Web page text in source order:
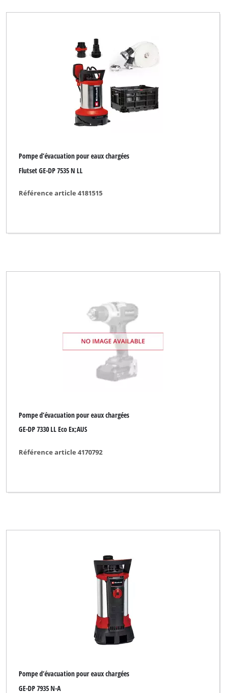
Pompe d’évacuation pour eaux chargées
Flutset GE-DP 7535 N LL
Référence article 4181515
Pompe d’évacuation pour eaux chargées
GE-DP 7330 LL Eco Ex;AUS
Référence article 4170792
Pompe d’évacuation pour eaux chargées
GE-DP 7935 N-A